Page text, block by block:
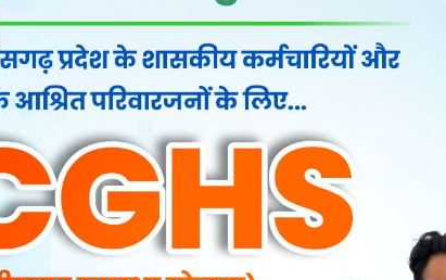
Share